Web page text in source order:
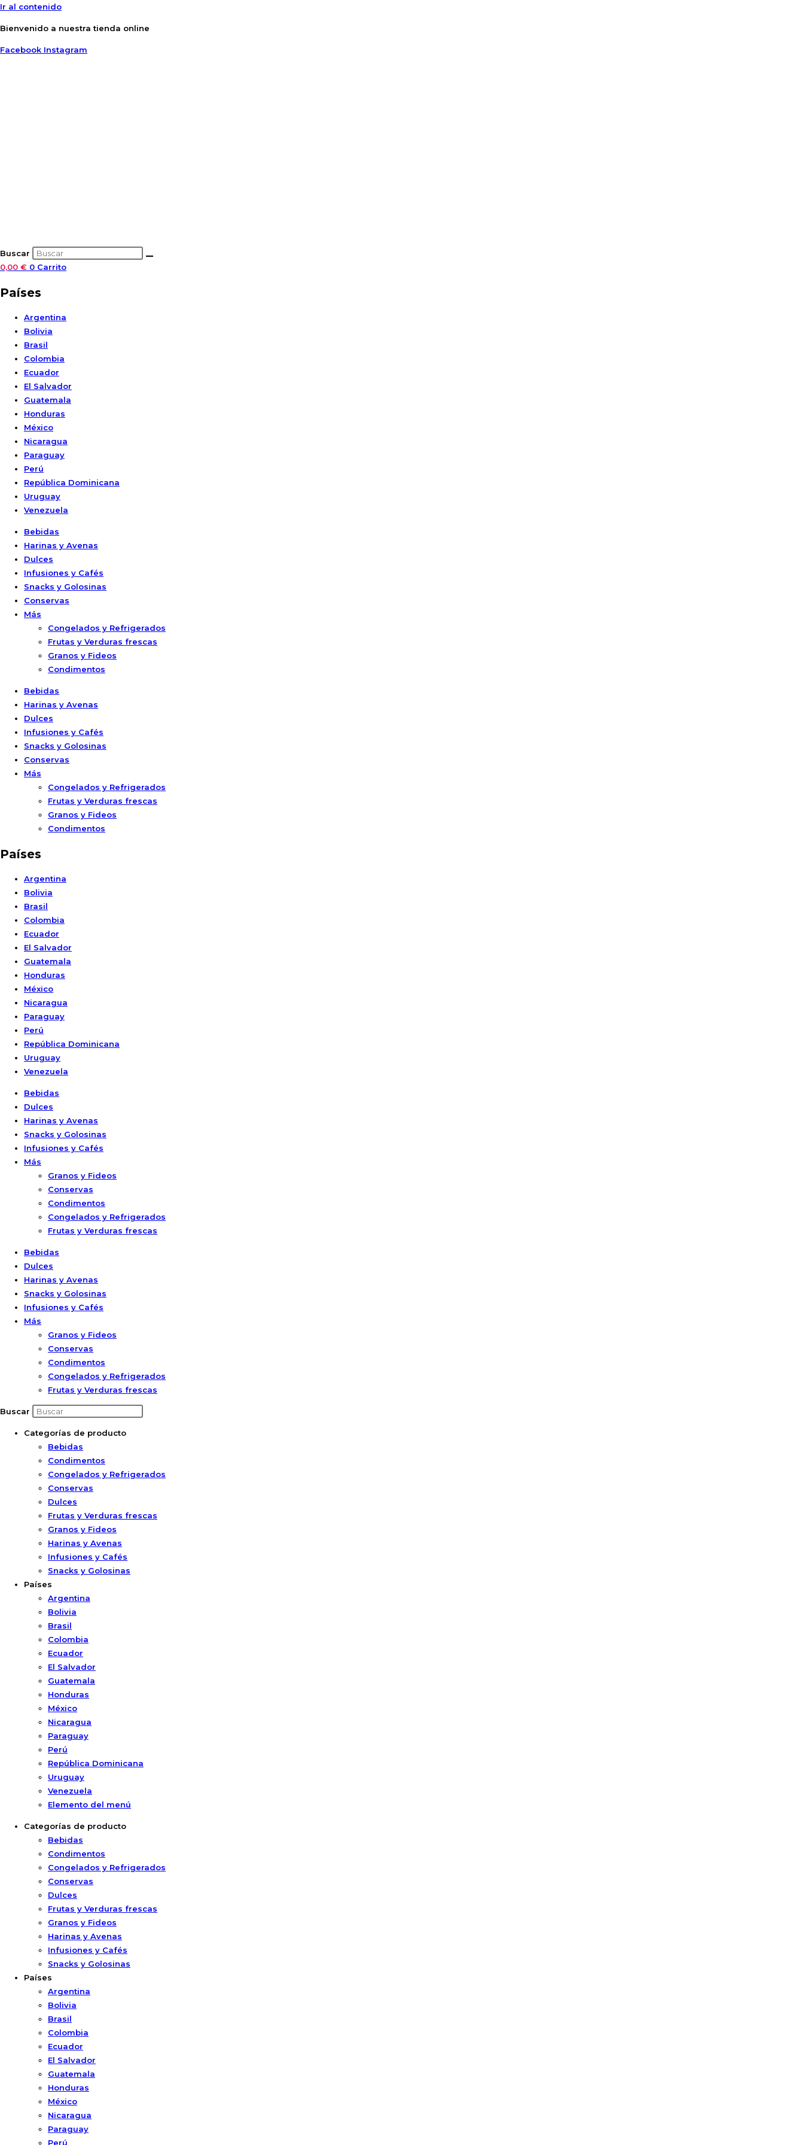
Ir al contenido
Bienvenido a nuestra tienda online
Facebook Instagram
Buscar
0,00 € 0 Carrito
Países
Argentina
Bolivia
Brasil
Colombia
Ecuador
El Salvador
Guatemala
Honduras
México
Nicaragua
Paraguay
Perú
República Dominicana
Uruguay
Venezuela
Bebidas
Harinas y Avenas
Dulces
Infusiones y Cafés
Snacks y Golosinas
Conservas
Más
Congelados y Refrigerados
Frutas y Verduras frescas
Granos y Fideos
Condimentos
Bebidas
Harinas y Avenas
Dulces
Infusiones y Cafés
Snacks y Golosinas
Conservas
Más
Congelados y Refrigerados
Frutas y Verduras frescas
Granos y Fideos
Condimentos
Países
Argentina
Bolivia
Brasil
Colombia
Ecuador
El Salvador
Guatemala
Honduras
México
Nicaragua
Paraguay
Perú
República Dominicana
Uruguay
Venezuela
Bebidas
Dulces
Harinas y Avenas
Snacks y Golosinas
Infusiones y Cafés
Más
Granos y Fideos
Conservas
Condimentos
Congelados y Refrigerados
Frutas y Verduras frescas
Bebidas
Dulces
Harinas y Avenas
Snacks y Golosinas
Infusiones y Cafés
Más
Granos y Fideos
Conservas
Condimentos
Congelados y Refrigerados
Frutas y Verduras frescas
Buscar
Categorías de producto
Bebidas
Condimentos
Congelados y Refrigerados
Conservas
Dulces
Frutas y Verduras frescas
Granos y Fideos
Harinas y Avenas
Infusiones y Cafés
Snacks y Golosinas
Países
Argentina
Bolivia
Brasil
Colombia
Ecuador
El Salvador
Guatemala
Honduras
México
Nicaragua
Paraguay
Perú
República Dominicana
Uruguay
Venezuela
Elemento del menú
Categorías de producto
Bebidas
Condimentos
Congelados y Refrigerados
Conservas
Dulces
Frutas y Verduras frescas
Granos y Fideos
Harinas y Avenas
Infusiones y Cafés
Snacks y Golosinas
Países
Argentina
Bolivia
Brasil
Colombia
Ecuador
El Salvador
Guatemala
Honduras
México
Nicaragua
Paraguay
Perú